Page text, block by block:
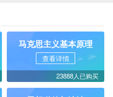
马克思主义基本原理
查看详情
23888人已购买